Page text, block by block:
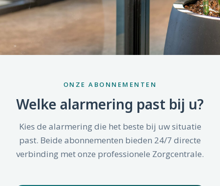
ONZE ABONNEMENTEN
Welke alarmering past bij u?
Kies de alarmering die het beste bij uw situatie
past. Beide abonnementen bieden 24/7 directe
verbinding met onze professionele Zorgcentrale.